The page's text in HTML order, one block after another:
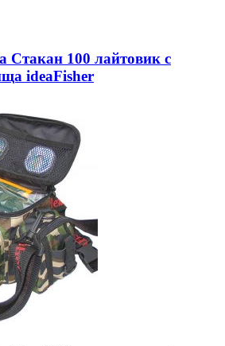
Стакан 100 лайтовик с
ideaFisher